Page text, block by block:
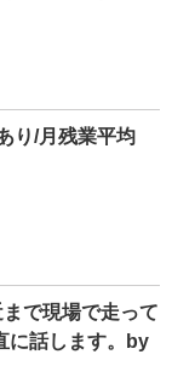
り/月残業平均
で現場で走って
に話します。by